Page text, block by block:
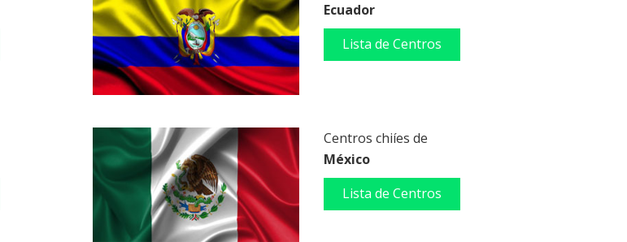
Ecuador
Lista de Centros
Centros chiíes de
México
Lista de Centros